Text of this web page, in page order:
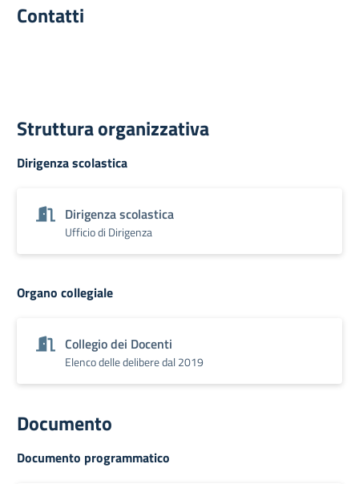
Contatti
Struttura organizzativa
Dirigenza scolastica
Dirigenza scolastica
Ufficio di Dirigenza
Organo collegiale
Collegio dei Docenti
Elenco delle delibere dal 2019
Documento
Documento programmatico